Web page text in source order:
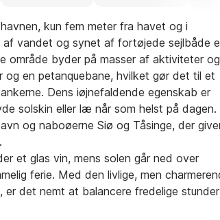
kun fem meter fra havet og i
vandet og synet af fortøjede sejlbåde
område byder på masser af aktiviteter og
og en petanquebane, hvilket gør det til et
Dens iøjnefaldende egenskab er
solskin eller læ når som helst på dagen.
og naboøerne Siø og Tåsinge, der
et glas vin, mens solen går ned over
ferie. Med den livlige, men
det nemt at balancere fredelige stunder
for par eller familier på udkig efter et